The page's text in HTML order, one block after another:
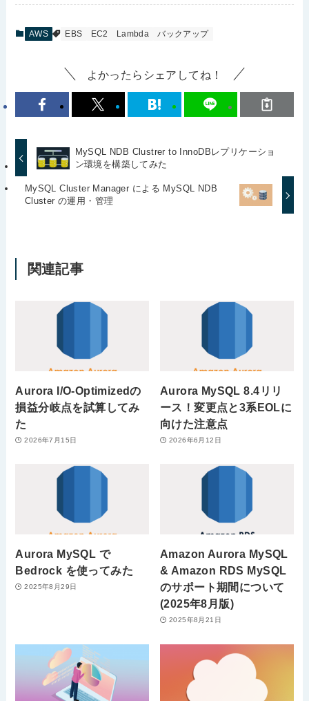
AWS EBS EC2 Lambda バックアップ
よかったらシェアしてね！
MySQL NDB Clustrer to InnoDBレプリケーショ
ン環境を構築してみた
MySQL Cluster Manager による MySQL NDB
Cluster の運用・管理
関連記事
Aurora I/O-Optimizedの
損益分岐点を試算してみ
た
2026年7月15日
Aurora MySQL 8.4リリ
ース！変更点と3系EOLに
向けた注意点
2026年6月12日
Aurora MySQL で
Bedrock を使ってみた
2025年8月29日
Amazon Aurora MySQL
& Amazon RDS MySQL
のサポート期間について
(2025年8月版)
2025年8月21日